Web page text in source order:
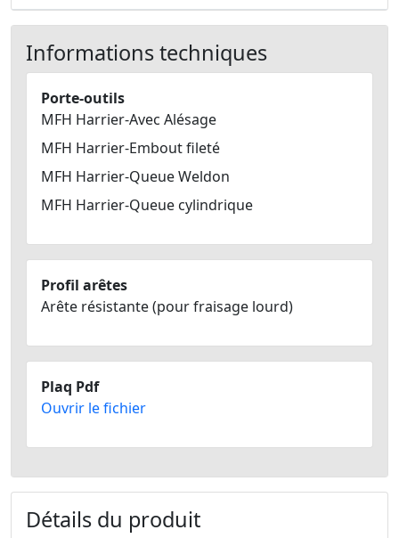
Informations techniques
Porte-outils
MFH Harrier-Avec Alésage
MFH Harrier-Embout fileté
MFH Harrier-Queue Weldon
MFH Harrier-Queue cylindrique
Profil arêtes
Arête résistante (pour fraisage lourd)
Plaq Pdf
Ouvrir le fichier
Détails du produit